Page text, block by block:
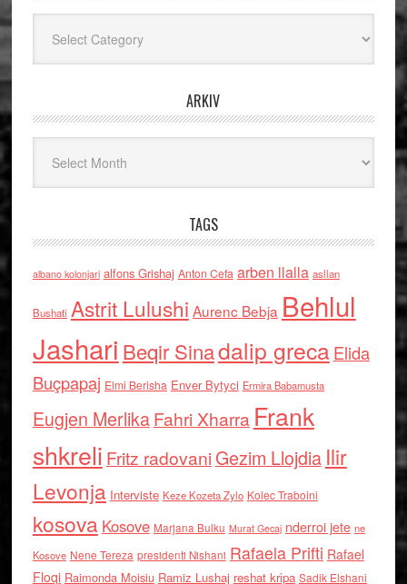
ARKIV
TAGS
albano kolonjari alfons Grishaj Anton Cefa arben llalla asllan
Bushati Astrit Lulushi Aurenc Bebja Behlul
Jashari Beqir Sinadalip grecaElida
Buçpapaj Elmi Berisha Enver Bytyci Ermira Babamusta
Eugjen MerlikaFahri Xharra Frank
shkreli Fritz radovaniGezim Llojdia Ilir
Levonja Interviste Keze Kozeta Zylo Kolec Traboini
kosova Kosove Marjana Bulku Murat Gecaj nderroi jete ne
Kosove Nene Tereza presidenti Nishani Rafaela Prifti Rafael
Floqi Raimonda Moisiu Ramiz Lushaj reshat kripa Sadik Elshani